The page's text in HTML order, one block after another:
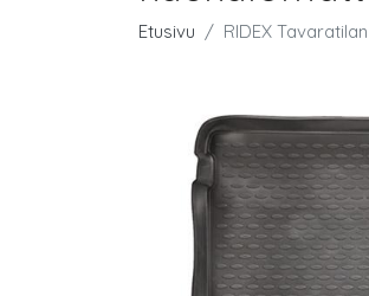
Etusivu RIDEX